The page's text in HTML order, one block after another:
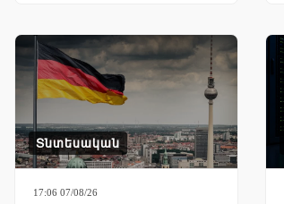
Տնտեսական
17:06 07/08/26